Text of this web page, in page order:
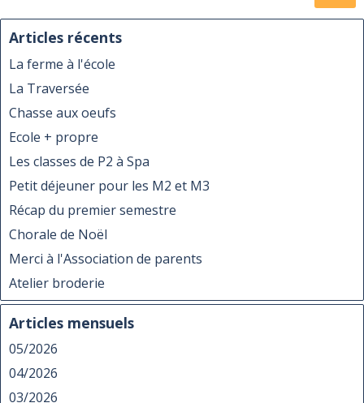
Articles récents
La ferme à l'école
La Traversée
Chasse aux oeufs
Ecole + propre
Les classes de P2 à Spa
Petit déjeuner pour les M2 et M3
Récap du premier semestre
Chorale de Noël
Merci à l'Association de parents
Atelier broderie
Articles mensuels
05/2026
04/2026
03/2026